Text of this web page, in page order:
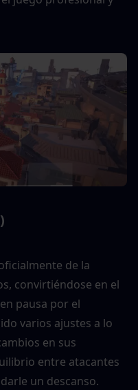
de la
convirtiéndose en el
pausa por el
varios ajustes a lo
en sus
entre atacantes
un descanso.